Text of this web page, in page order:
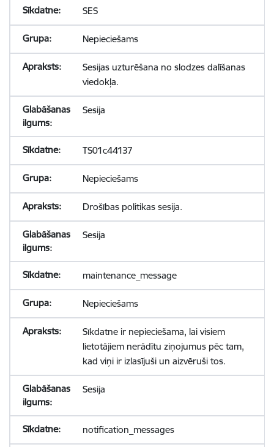
SES
Nepieciešams
Sesijas uzturēšana no slodzes dalīšanas
viedokļa.
Sesija
TS01c44137
Nepieciešams
Drošības politikas sesija.
Sesija
maintenance_message
Nepieciešams
Sīkdatne ir nepieciešama, lai visiem
lietotājiem nerādītu ziņojumus pēc tam,
kad viņi ir izlasījuši un aizvēruši tos.
Sesija
notification_messages